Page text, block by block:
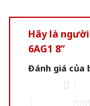
Hãy là
6AG1 8”
Đánh giá của